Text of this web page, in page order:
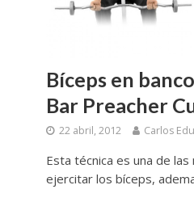
Bíceps en
Bar Preacher
22 abril, 2012 Carlos
Esta técnica es una de
ejercitar los bíceps,